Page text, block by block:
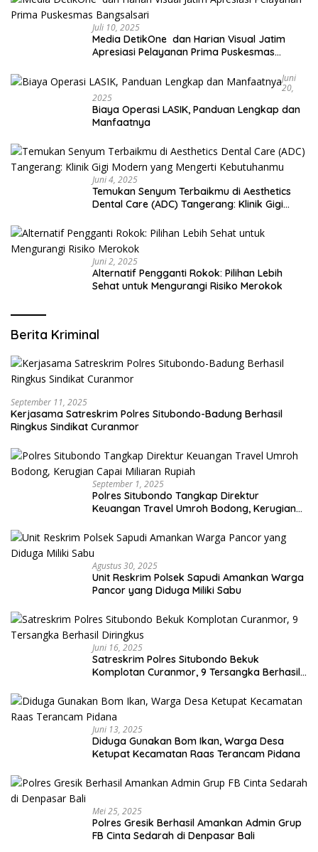
Juli 10, 2025
Media DetikOne dan Harian Visual Jatim
Apresiasi Pelayanan Prima Puskesmas
Juni
20,
2025
Biaya Operasi LASIK, Panduan Lengkap dan
Manfaatnya
Juni 4, 2025
Temukan Senyum Terbaikmu di Aesthetics
Dental Care (ADC) Tangerang: Klinik Gigi
Juni 2, 2025
Alternatif Pengganti Rokok: Pilihan Lebih
Sehat untuk Mengurangi Risiko Merokok
Berita Kriminal
September 11, 2025
Kerjasama Satreskrim Polres Situbondo-Badung Berhasil
Ringkus Sindikat Curanmor
September 1, 2025
Polres Situbondo Tangkap Direktur
Keuangan Travel Umroh Bodong, Kerugian
Agustus 30, 2025
Unit Reskrim Polsek Sapudi Amankan Warga
Pancor yang Diduga Miliki Sabu
Juni 16, 2025
Satreskrim Polres Situbondo Bekuk
Komplotan Curanmor, 9 Tersangka Berhasil
Juni 13, 2025
Diduga Gunakan Bom Ikan, Warga Desa
Ketupat Kecamatan Raas Terancam Pidana
Mei 25, 2025
Polres Gresik Berhasil Amankan Admin Grup
FB Cinta Sedarah di Denpasar Bali